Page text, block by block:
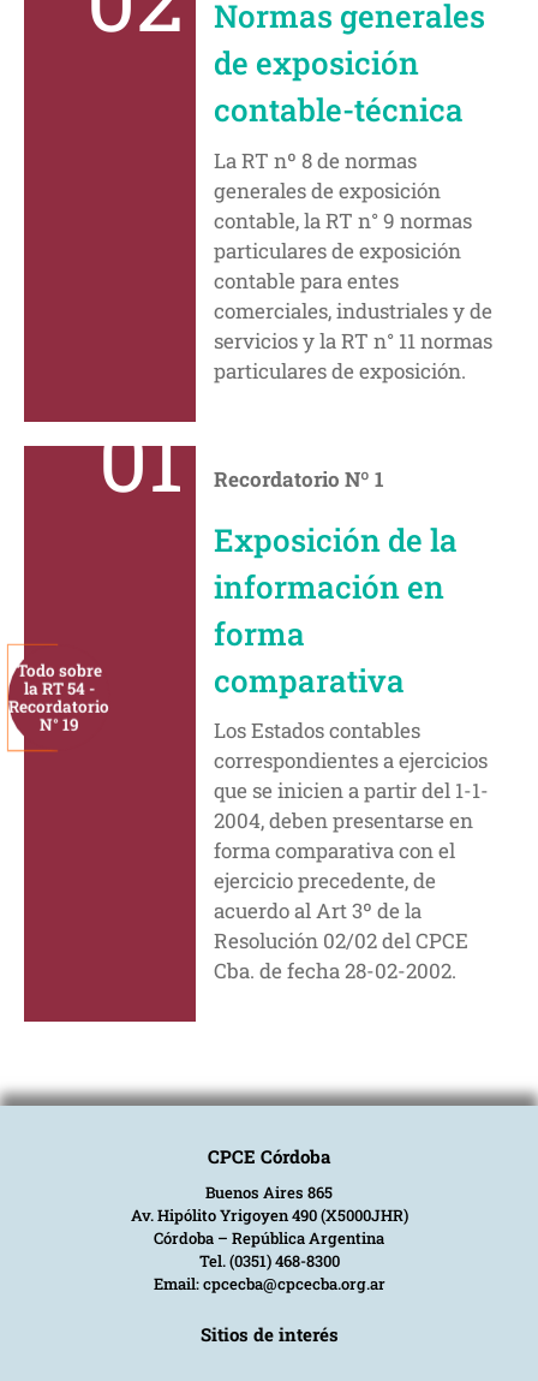
Todo sobre
la RT 54 -
Recordatorio
N° 19
Normas generales
de exposición
contable-técnica
La RT nº 8 de normas
generales de exposición
contable, la RT n° 9 normas
particulares de exposición
contable para entes
comerciales, industriales y de
servicios y la RT n° 11 normas
particulares de exposición.
01 Recordatorio Nº 1
Exposición de la
información en
forma
comparativa
Los Estados contables
correspondientes a ejercicios
que se inicien a partir del 1-1-
2004, deben presentarse en
forma comparativa con el
ejercicio precedente, de
acuerdo al Art 3º de la
Resolución 02/02 del CPCE
Cba. de fecha 28-02-2002.
CPCE Córdoba
Buenos Aires 865
Av. Hipólito Yrigoyen 490 (X5000JHR)
Córdoba – República Argentina
Tel. (0351) 468-8300
Email: cpcecba@cpcecba.org.ar
Sitios de interés